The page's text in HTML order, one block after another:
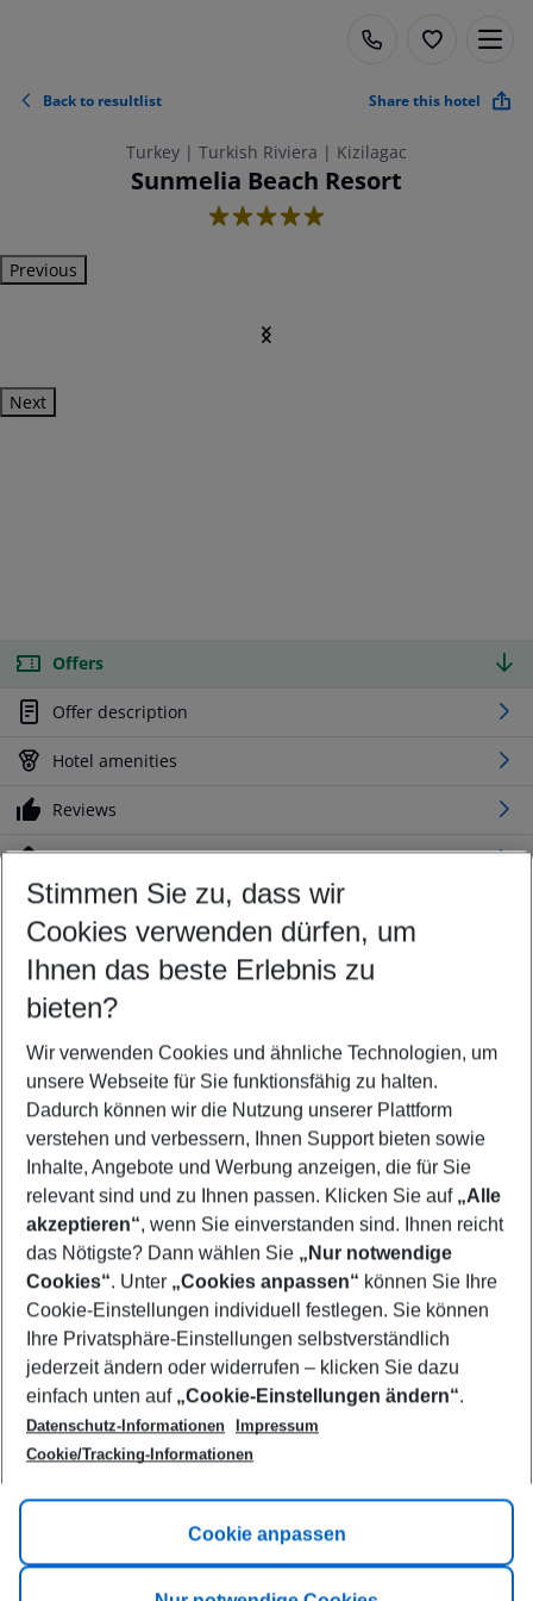
Back to resultlist Share this hotel
Turkey | Turkish Riviera | Kizilagac
Sunmelia Beach Resort
5
Previous
Next
Offers
Offer description
Hotel amenities
Reviews
Location
Customize your offer
Find the perfect deal which suits your best
Your departure airport
Any airport
Select your date range
08/08/26–06/08/27 5-8 nights
Who will travel
2 adults No children
Show more filter
Footer
Footer navigation
Title A
Link A
Stimmen Sie zu, dass wir
Cookies verwenden dürfen, um
Ihnen das beste Erlebnis zu
bieten?
Wir verwenden Cookies und ähnliche Technologien, um
unsere Webseite für Sie funktionsfähig zu halten.
Dadurch können wir die Nutzung unserer Plattform
verstehen und verbessern, Ihnen Support bieten sowie
Inhalte, Angebote und Werbung anzeigen, die für Sie
relevant sind und zu Ihnen passen. Klicken Sie auf „Alle
akzeptieren“, wenn Sie einverstanden sind. Ihnen reicht
das Nötigste? Dann wählen Sie „Nur notwendige
Cookies“. Unter „Cookies anpassen“ können Sie Ihre
Cookie-Einstellungen individuell festlegen. Sie können
Ihre Privatsphäre-Einstellungen selbstverständlich
jederzeit ändern oder widerrufen – klicken Sie dazu
einfach unten auf „Cookie-Einstellungen ändern“.
Datenschutz-Informationen
Impressum
Cookie/Tracking-Informationen
Cookie anpassen